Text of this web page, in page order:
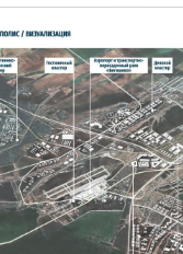
компаний,
и стимулирует
и
производств.
в таких
ОАЭ
Нидерланды